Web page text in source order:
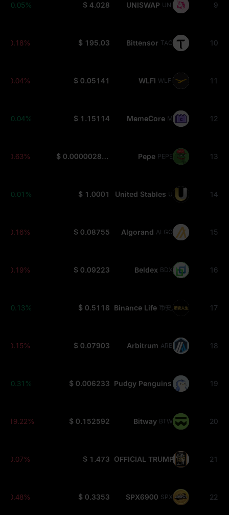
9
UNISWAP UNI
$ 4.028
+0.05%
10
Bittensor TAO
$ 195.03
-0.18%
11
WLFI WLFI
$ 0.05141
-0.04%
12
MemeCore M
$ 1.15114
+0.04%
13
Pepe PEPE
$ 0.000002865
-0.63%
14
United Stables U
$ 1.0001
+0.01%
15
Algorand ALGO
$ 0.08755
-0.16%
16
Beldex BDX
$ 0.09223
-0.19%
17
Binance Life 币安人生
$ 0.5118
+0.13%
18
Arbitrum ARB
$ 0.07903
-0.15%
19
Pudgy Penguins PENGU
$ 0.006233
+0.31%
20
Bitway BTW
$ 0.152592
-19.22%
21
OFFICIAL TRUMP TRUMP
$ 1.473
-0.07%
22
SPX6900 SPX
$ 0.3353
-0.48%